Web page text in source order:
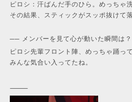
ピロシ：汗ばんだ手のひら。めっちゃ
その結果、スティックがスッポ抜けて
── メンバーを見て心が動いた瞬間は？
ピロシ先輩フロント陣、めっちゃ踊っ
みんな気合い入ってたね。
⸻